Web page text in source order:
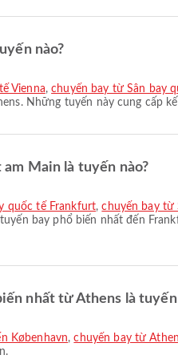
nào?
Vienna,chuyến bay từ Sân bay
Những tuyến này cung cấp
Main là tuyến nào?
quốc tế Frankfurt,chuyến bay từ
bay phổ biến nhất đến
nhất từ Athens là tuyến
København,chuyến bay từ